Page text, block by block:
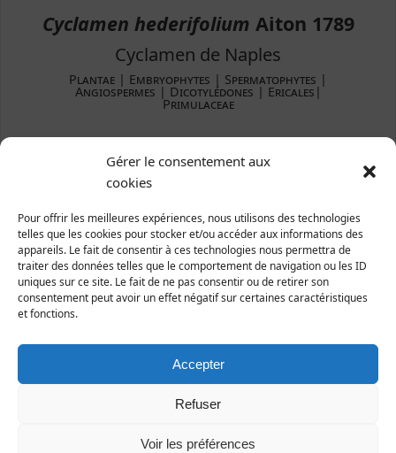
Gérer le consentement aux
cookies
Pour offrir les meilleures expériences, nous utilisons des technologies
telles que les cookies pour stocker et/ou accéder aux informations des
appareils. Le fait de consentir à ces technologies nous permettra de
traiter des données telles que le comportement de navigation ou les ID
uniques sur ce site. Le fait de ne pas consentir ou de retirer son
consentement peut avoir un effet négatif sur certaines caractéristiques
et fonctions.
Accepter
Refuser
Voir les préférences
Cyclamen hederifolium Aiton 1789
Cyclamen de Naples
Plantae ­| Embryophytes | Spermatophytes |
Angiospermes | Dicotylédones | Ericales|
Primulaceae
Europe : Europe méridionale.
France : surtout moitié Ouest du pays.
Manche : quelques stations dans le département.